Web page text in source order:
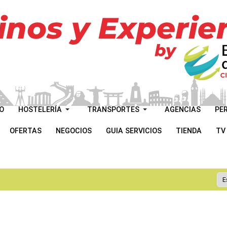
HOSTELERÍA TRANSPORTES AGENCIAS
OFERTAS NEGOCIOS GUIA SERVICIOS TIENDA TV